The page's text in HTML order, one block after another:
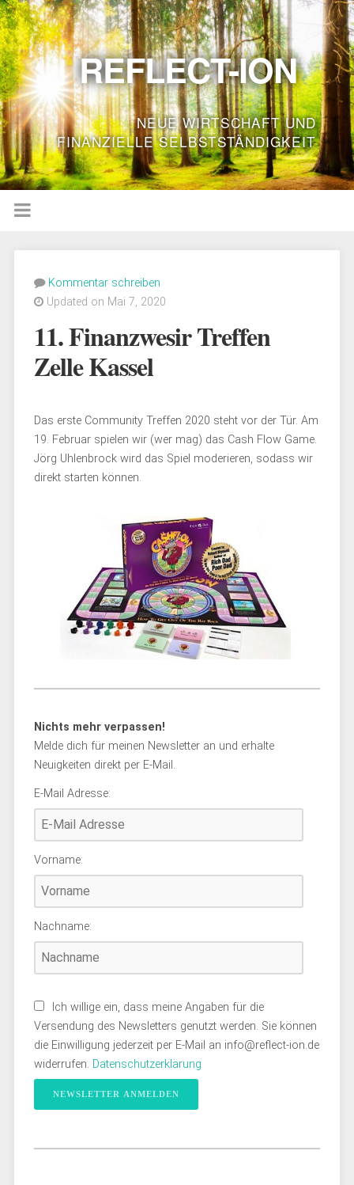
REFLECT-ION
NEUE WIRTSCHAFT UND
FINANZIELLE SELBSTSTÄNDIGKEIT
Kommentar schreiben
Updated on Mai 7, 2020
11. Finanzwesir Treffen
Zelle Kassel
Das erste Community Treffen 2020 steht vor der Tür. Am
19. Februar spielen wir (wer mag) das Cash Flow Game.
Jörg Uhlenbrock wird das Spiel moderieren, sodass wir
direkt starten können.
Nichts mehr verpassen!
Melde dich für meinen Newsletter an und erhalte
Neuigkeiten direkt per E-Mail.
E-Mail Adresse:
Vorname:
Nachname:
Ich willige ein, dass meine Angaben für die
Versendung des Newsletters genutzt werden. Sie können
die Einwilligung jederzeit per E-Mail an info@reflect-ion.de
widerrufen. Datenschutzerklärung